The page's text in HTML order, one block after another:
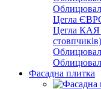
Цегла
Цегла КАЯ
стовпчиків)
Фасадна плитка